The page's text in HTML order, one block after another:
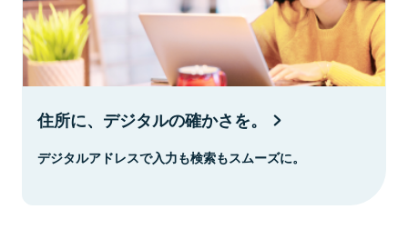
住所に、デジタルの確かさを。
デジタルアドレスで入力も検索もスムーズに。